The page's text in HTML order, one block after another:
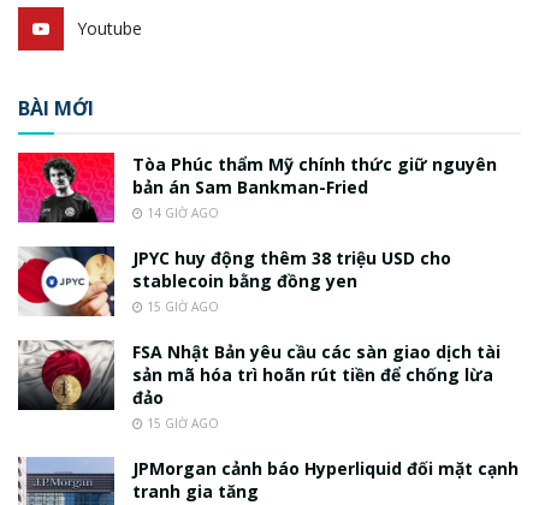
Youtube
BÀI MỚI
Tòa Phúc thẩm Mỹ chính thức giữ nguyên
bản án Sam Bankman-Fried
14 GIỜ AGO
JPYC huy động thêm 38 triệu USD cho
stablecoin bằng đồng yen
15 GIỜ AGO
FSA Nhật Bản yêu cầu các sàn giao dịch tài
sản mã hóa trì hoãn rút tiền để chống lừa
đảo
15 GIỜ AGO
JPMorgan cảnh báo Hyperliquid đối mặt cạnh
tranh gia tăng